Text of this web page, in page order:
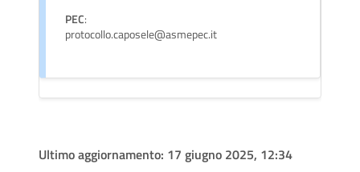
PEC:
protocollo.caposele@asmepec.it
Ultimo aggiornamento: 17 giugno 2025, 12:34